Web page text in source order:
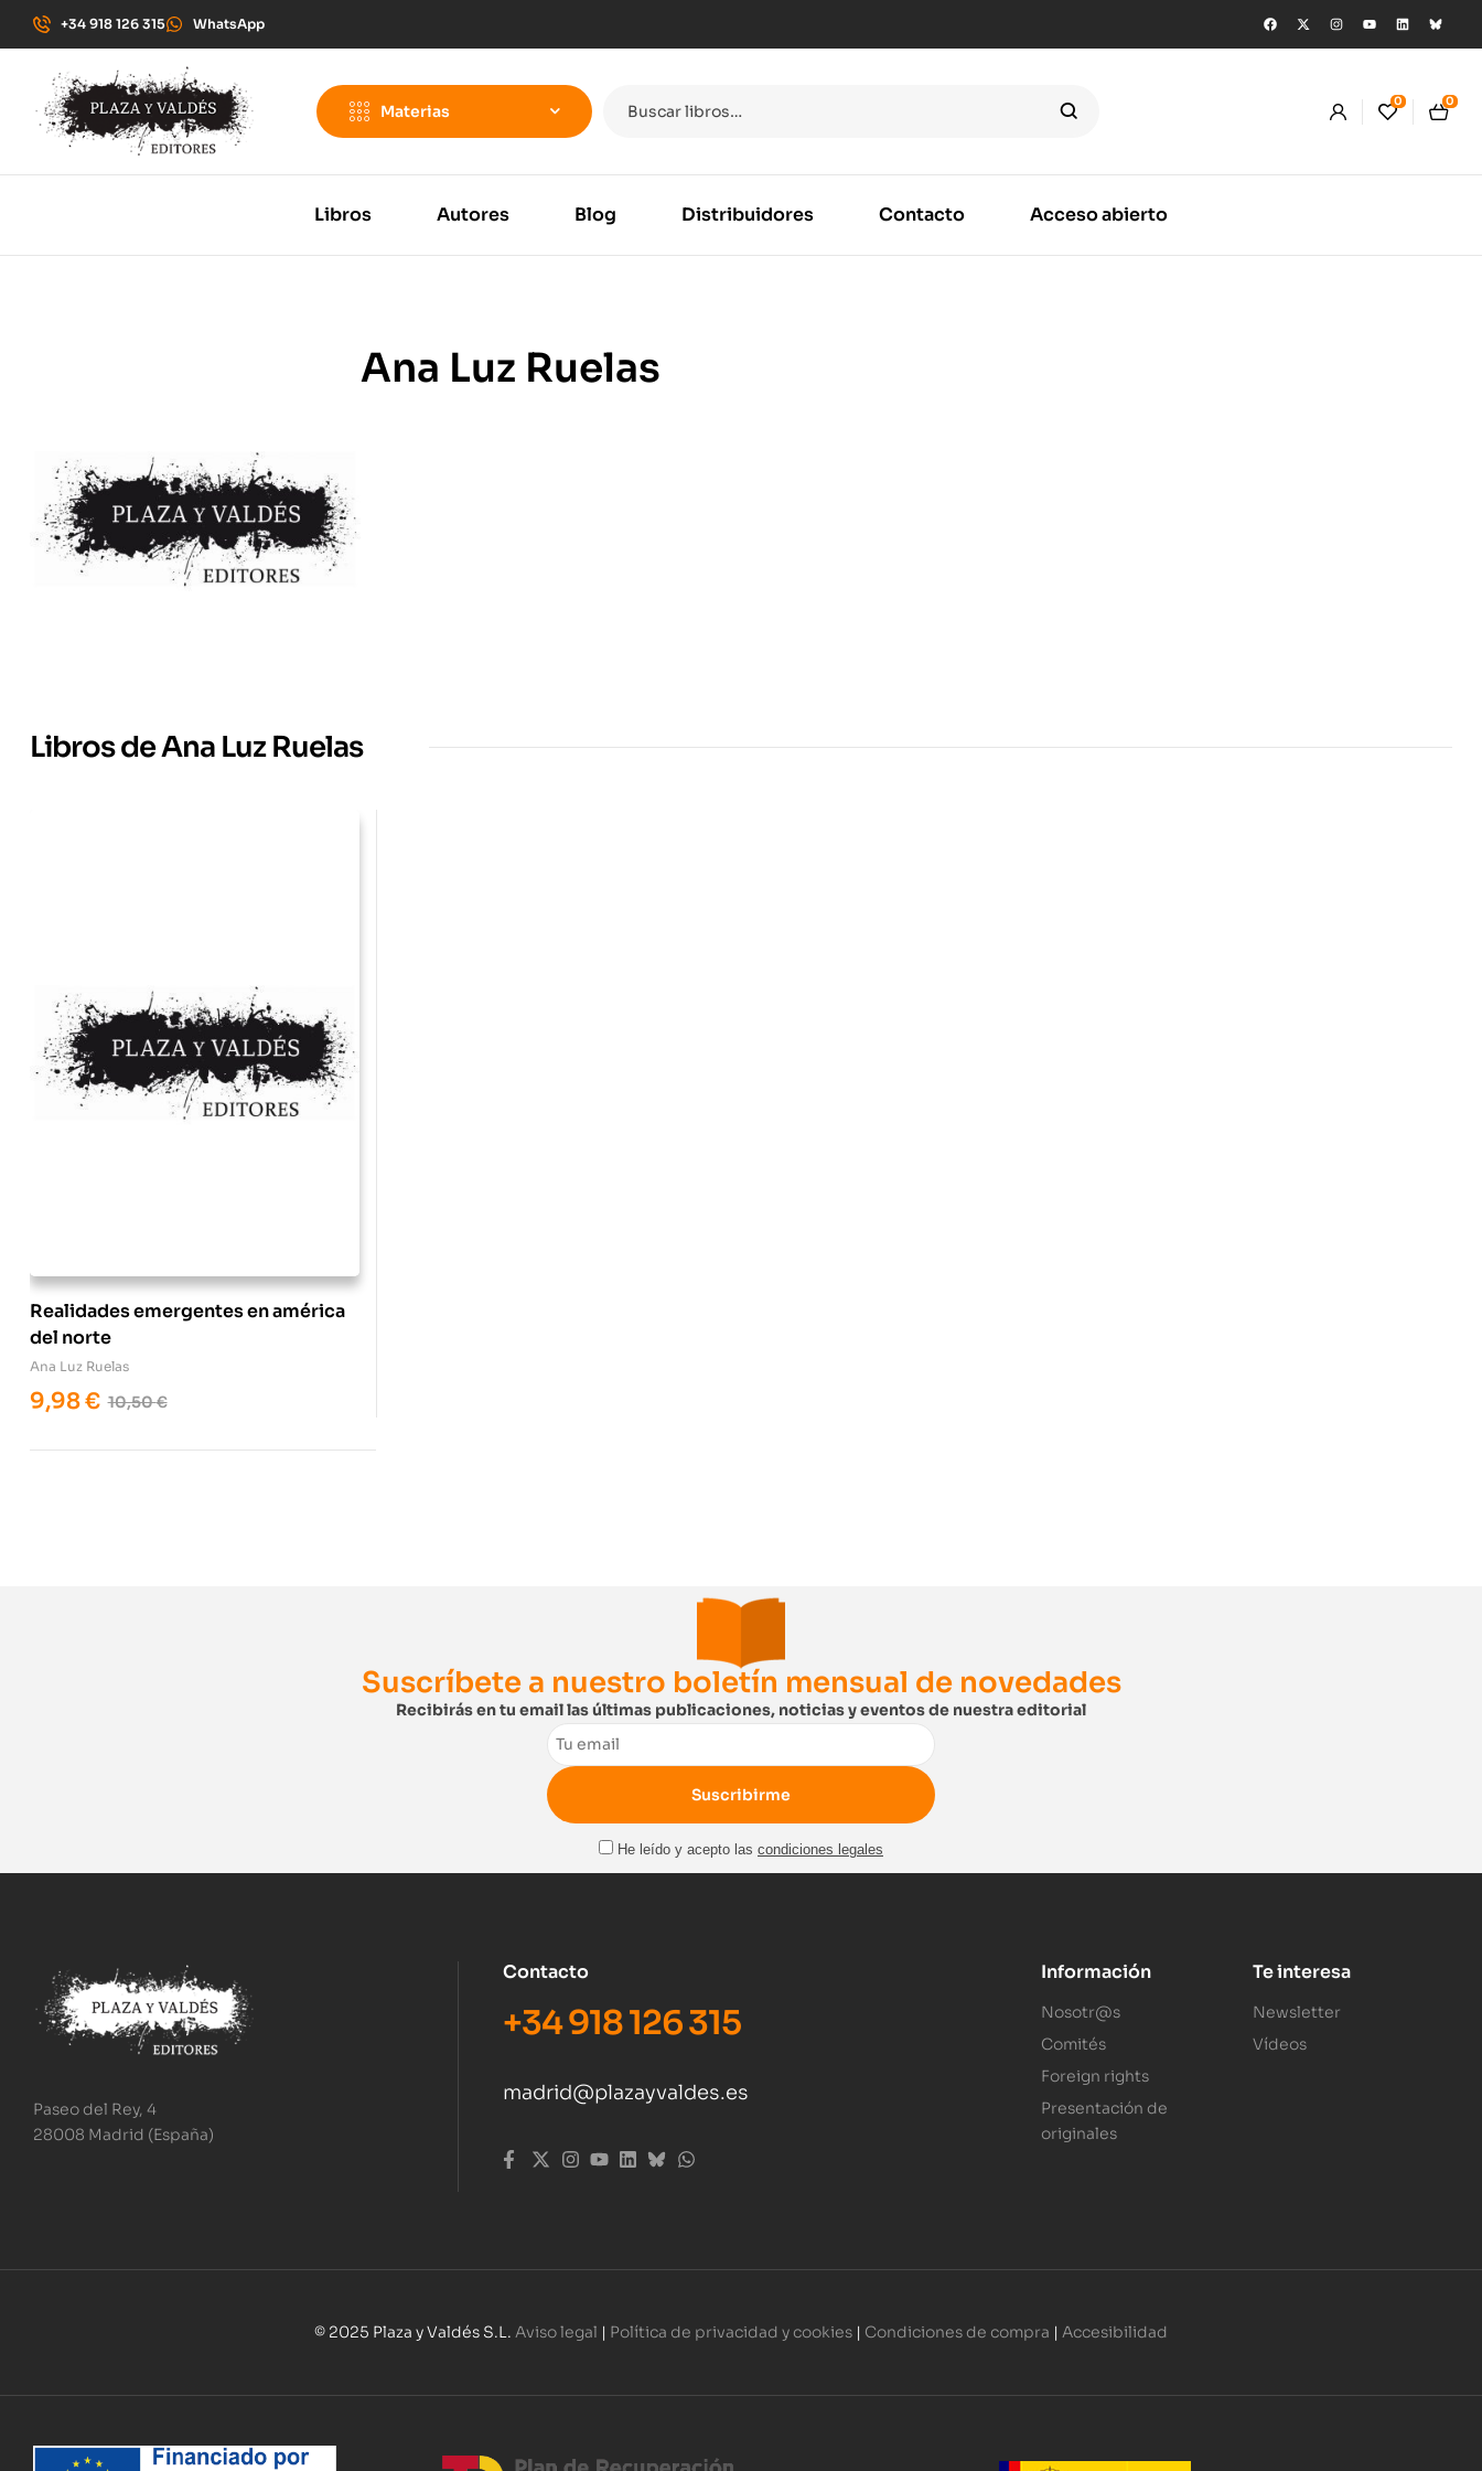
+34 918 126 315 WhatsApp
Materias
0 0
Libros Autores Blog Distribuidores Contacto Acceso abierto
Ana Luz Ruelas
Libros de Ana Luz Ruelas
Realidades emergentes en américa
del norte
Ana Luz Ruelas
10,50€
9,98€
Suscríbete a nuestro boletín mensual de novedades
Recibirás en tu email las últimas publicaciones, noticias y eventos de nuestra editorial
Email
He leído y acepto las condiciones legales
Paseo del Rey, 4
28008 Madrid (España)
Contacto
+34 918 126 315
madrid@plazayvaldes.es
Información
Nosotr@s
Comités
Foreign rights
Presentación de
originales
Te interesa
Newsletter
Vídeos
© 2025 Plaza y Valdés S.L. Aviso legal | Política de privacidad y cookies | Condiciones de compra | Accesibilidad